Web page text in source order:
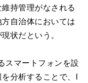
持管理がなされる
自治体においては
状だという。
スマートフォンを設
分析することで、I